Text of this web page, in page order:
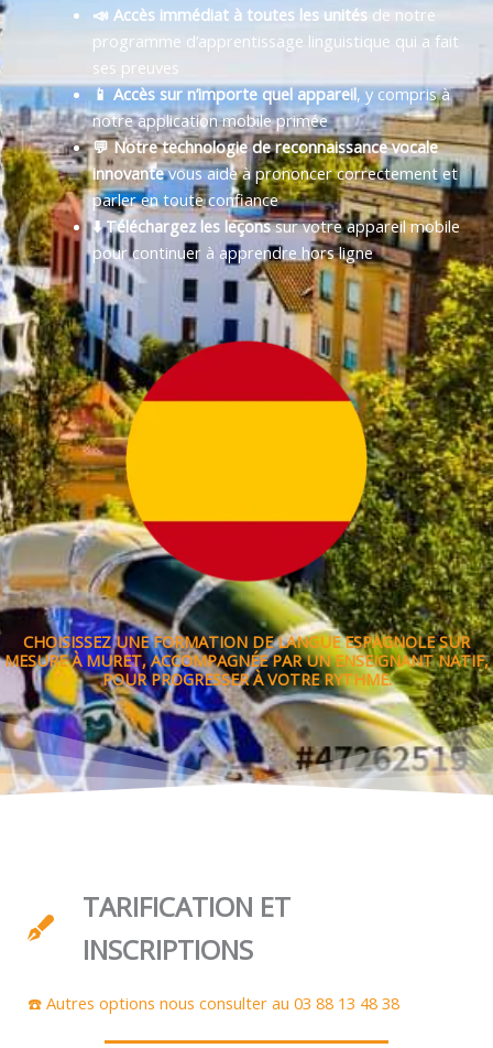
📣 Accès immédiat à toutes les unitésde notre
programme d’apprentissage linguistique qui a fait
ses preuves
📱 Accès sur n’importe quel appareil, y compris à
notre application mobile primée
💬 Notre technologie de reconnaissance vocale
innovantevous aide à prononcer correctement et
parler en toute confiance
⬇️ Téléchargez les leçonssur votre appareil mobile
pour continuer à apprendre hors ligne
CHOISISSEZ UNE FORMATION DE LANGUE ESPAGNOLE SUR
MESURE À MURET, ACCOMPAGNÉE PAR UN ENSEIGNANT NATIF,
POUR PROGRESSER À VOTRE RYTHME.
TARIFICATION ET
INSCRIPTIONS
☎️ Autres options nous consulter au 03 88 13 48 38